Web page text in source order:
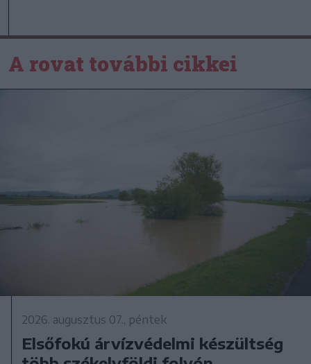
A rovat további cikkei
2026. augusztus 07., péntek
Elsőfokú árvízvédelmi készültség